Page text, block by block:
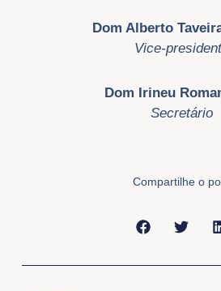
Dom Alberto
Vice-
Dom Irineu
Secretário
Compartilhe o